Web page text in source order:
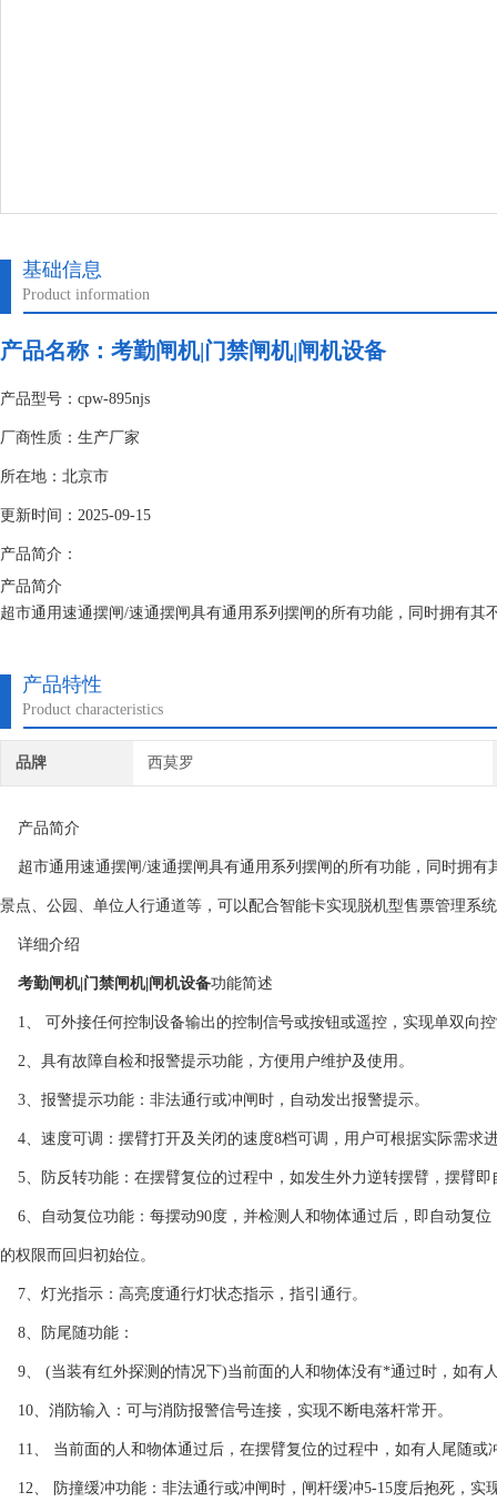
基础信息
Product information
产品名称： 考勤闸机|门禁闸机|闸机设备
产品型号：cpw-895njs
厂商性质：生产厂家
所在地：北京市
更新时间：2025-09-15
产品简介：
产品简介
超市通用速通摆闸/速通摆闸具有通用系列摆闸的所有功能，同时拥有
考勤闸机|门禁闸机|闸机设备功能简述
1、 可外接任何控制设备输出的控制信号或按钮或遥控，实现单双向控
产品特性
Product characteristics
品牌 西莫罗
产品简介
超市通用速通摆闸/速通摆闸具有通用系列摆闸的所有功能，同时拥
景点、公园、单位人行通道等，可以配合智能卡实现脱机型售票管理系
详细介绍
考勤闸机|门禁闸机|闸机设备功能简述
1、 可外接任何控制设备输出的控制信号或按钮或遥控，实现单双向
2、具有故障自检和报警提示功能，方便用户维护及使用。
3、报警提示功能：非法通行或冲闸时，自动发出报警提示。
4、速度可调：摆臂打开及关闭的速度8档可调，用户可根据实际需求
5、防反转功能：在摆臂复位的过程中，如发生外力逆转摆臂，摆臂
6、自动复位功能：每摆动90度，并检测人和物体通过后，即自动复
的权限而回归初始位。
7、灯光指示：高亮度通行灯状态指示，指引通行。
8、防尾随功能：
9、 (当装有红外探测的情况下)当前面的人和物体没有*通过时，如有
10、消防输入：可与消防报警信号连接，实现不断电落杆常开。
11、 当前面的人和物体通过后，在摆臂复位的过程中，如有人尾随或
12、 防撞缓冲功能：非法通行或冲闸时，闸杆缓冲5-15度后抱死，实